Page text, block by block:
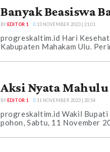
Banyak Beasiswa
BYEDITOR 1 13 NOVEMBER 2023 | 21:01
progreskaltim.id Hari
Kabupaten Mahakam Ulu.
Aksi Nyata
BYEDITOR 1 11 NOVEMBER 2023 | 20:54
progreskaltim.id Wakil Bupati
pohon, Sabtu, 11 November